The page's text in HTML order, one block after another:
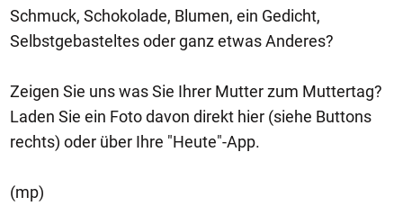
Schmuck, Schokolade, Blumen, ein Gedicht,
Selbstgebasteltes oder ganz etwas Anderes?
Zeigen Sie uns was Sie Ihrer Mutter zum Muttertag?
Laden Sie ein Foto davon direkt hier (siehe Buttons
rechts) oder über Ihre "Heute"-App.
(mp)